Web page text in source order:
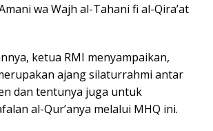
wa Wajh al-Tahani fi al-Qira’at
ketua RMI menyampaikan,
ajang silaturrahmi antar
dan tentunya juga untuk
al-Qur’anya melalui MHQ ini.